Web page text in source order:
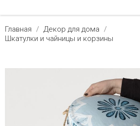
Главная
Декор для дома
Шкатулки и чайницы и корзины